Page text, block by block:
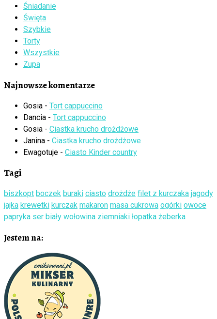
Śniadanie
Święta
Szybkie
Torty
Wszystkie
Zupa
Najnowsze komentarze
Gosia - Tort cappuccino
Dancia - Tort cappuccino
Gosia - Ciastka krucho drożdżowe
Janina - Ciastka krucho drożdżowe
Ewagotuje - Ciasto Kinder country
Tagi
biszkopt boczek buraki ciasto drożdże filet z kurczaka jagody
jajka krewetki kurczak makaron masa cukrowa ogórki owoce
papryka ser biały wołowina ziemniaki łopatka żeberka
Jestem na: